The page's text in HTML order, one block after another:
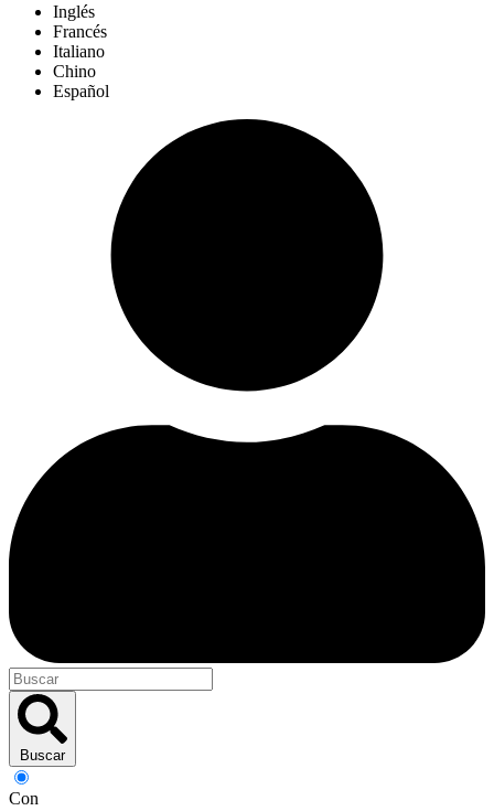
Inglés
Francés
Italiano
Chino
Español
Buscar
Con